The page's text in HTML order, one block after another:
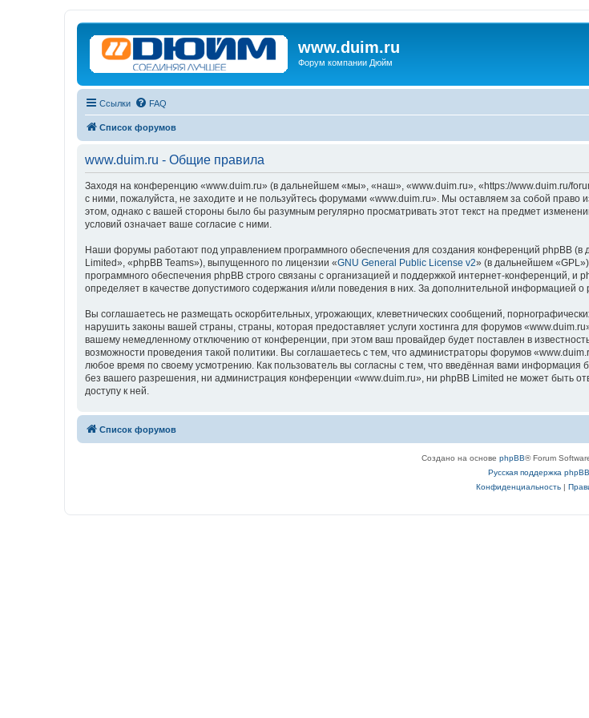
www.duim.ru
Форум компании Дюйм
Ссылки FAQ
Список форумов
www.duim.ru - Общие правила
Заходя на конференцию «www.duim.ru» (в дальнейшем «мы», «наш», «www.duim.ru», «https://www.duim.ru/
с ними, пожалуйста, не заходите и не пользуйтесь форумами «www.duim.ru». Мы оставляем за собой
этом, однако с вашей стороны было бы разумным регулярно просматривать этот текст на предмет
условий означает ваше согласие с ними.
Наши форумы работают под управлением программного обеспечения для создания конференций phpBB
Limited», «phpBB Teams»), выпущенного по лицензии «GNU General Public License v2» (в дальнейшем
программного обеспечения phpBB строго связаны с организацией и поддержкой интернет-конференций, и
определяет в качестве допустимого содержания и/или поведения в них. За дополнительной информацией
Вы соглашаетесь не размещать оскорбительных, угрожающих, клеветнических сообщений,
нарушить законы вашей страны, страны, которая предоставляет услуги хостинга для форумов
вашему немедленному отключению от конференции, при этом ваш провайдер будет поставлен в
возможности проведения такой политики. Вы соглашаетесь с тем, что администраторы форумов
любое время по своему усмотрению. Как пользователь вы согласны с тем, что введённая вами
без вашего разрешения, ни администрация конференции «www.duim.ru», ни phpBB Limited не может быть
доступу к ней.
Список форумов
Создано на основе phpBB® Forum
Русская поддержка phpBB
Конфиденциальность|